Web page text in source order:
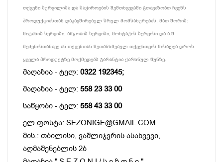
თქვენი სურვილისა და საჭიროების შემთხვევაში გთავაზობთ ჩვენს
პროდუქციასთან დაკავშირებულ სრულ მომსახურებას, მათ შორის:
მიტანის სერვისი, აწყობის სერვისი, მონტაჟის სერვისი და ა.შ.
შეძენისთანავე ან თქვენთან შეთანხმებულ თქვენთვის მისაღებ დროს.
ყველა პროდუქტზე მოქმედებს გარანტია ქარხნულ წუნზე.
მაღაზია - ტელ: 0322 192345;
მაღაზია - ტელ: 558 23 33 00
საწყობი - ტელ: 558 43 33 00
ელ.ფოსტა: SEZONIGE@GMAIL.COM
მის.: თბილისი, ვაშლიჯვრის ასახვევი,
აღმაშენებლის 2ბ